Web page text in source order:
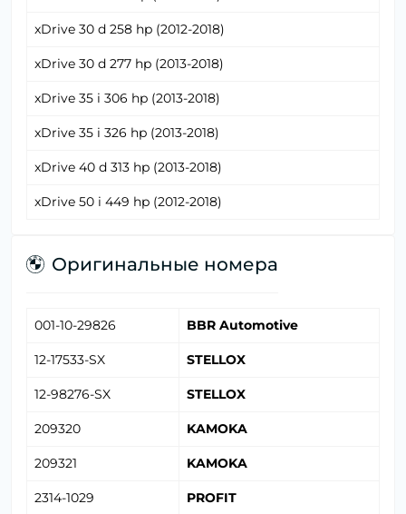
xDrive 30 d 258 hp (2012-2018)
xDrive 30 d 277 hp (2013-2018)
xDrive 35 i 306 hp (2013-2018)
xDrive 35 i 326 hp (2013-2018)
xDrive 40 d 313 hp (2013-2018)
xDrive 50 i 449 hp (2012-2018)
Оригинальные номера
001-10-29826 BBR Automotive
12-17533-SX STELLOX
12-98276-SX STELLOX
209320 KAMOKA
209321 KAMOKA
2314-1029 PROFIT